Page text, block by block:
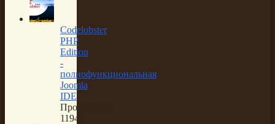
Codelobster
PHP
Edition
-
полнофункциональная
Joomla
IDE
Просмотров:
11949